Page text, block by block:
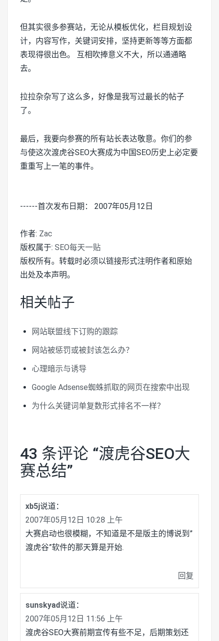
但其实很多参赛站，无论从模板优化，栏目规划设
计，内容写作，关键词安排，坚持更新等等方面都
表现得很出色。 互相吹捧意义不大，所以通通略
去。
拉拉杂杂写了这么多，好像是我写过最长的帖子
了。
最后，我要向参赛的所有站长表达敬意。你们的参
与使这次渡虎谷SEO大赛成为中国SEO历史上必定要
重重写上一笔的事件。
------首次发布日期： 2007年05月12日
作者: Zac
版权属于: SEO每天一贴
版权所有。转载时必须以链接形式注明作者和原始
出处及本声明。
相关帖子
网站联盟线下订购的跟踪
网站被惩罚或被封该怎么办？
心理暗示与诱导
Google Adsense蜘蛛抓取的网页在搜索中出现
为什么关键词单复数形式排名不一样？
43 条评论 “渡虎谷SEO大
赛总结”
xb5j说道：
2007年05月12日 10:28 上午
大赛启动也很模糊，不知道是不是版主的博说到”
渡虎谷”软件的那天算是开始.
回复
sunskyad说道：
2007年05月12日 11:56 上午
渡虎谷SEO大赛前期宣传有些不足，后期策划还